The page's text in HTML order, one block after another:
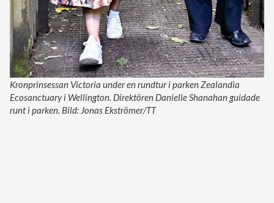
Kronprinsessan Victoria under en rundtur i parken Zealandia
Ecosanctuary i Wellington. Direktören Danielle Shanahan guidade
runt i parken. Bild: Jonas Ekströmer/TT